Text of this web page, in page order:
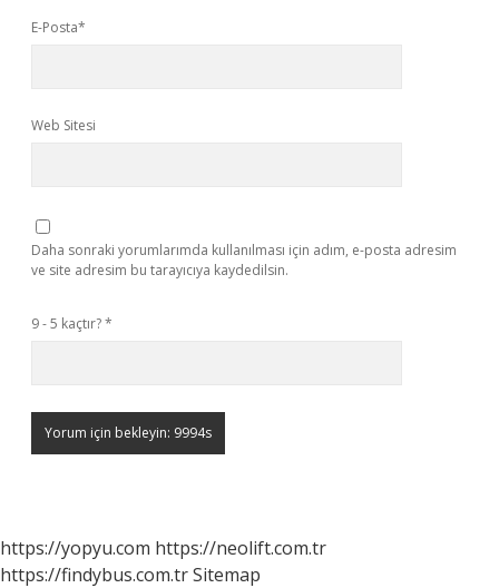
E-Posta*
Web Sitesi
Daha sonraki yorumlarımda kullanılması için adım, e-posta adresim
ve site adresim bu tarayıcıya kaydedilsin.
9 - 5 kaçtır?*
https://yopyu.com https://neolift.com.tr
https://findybus.com.trSitemap